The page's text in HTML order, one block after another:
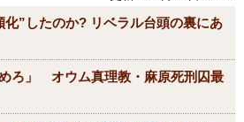
化”したのか? リベラル台頭の裏にあ
めろ」 オウム真理教・麻原死刑囚最